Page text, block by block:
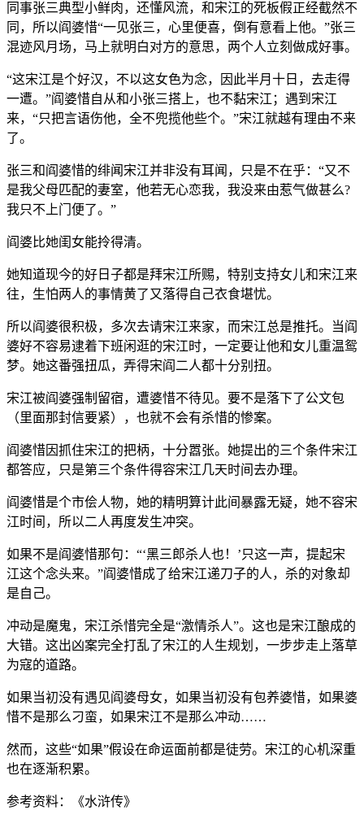
同事张三典型小鲜肉，还懂风流，和宋江的死板假正经截然不
同，所以阎婆惜“一见张三，心里便喜，倒有意看上他。”张三
混迹风月场，马上就明白对方的意思，两个人立刻做成好事。
“这宋江是个好汉，不以这女色为念，因此半月十日，去走得
一遭。”阎婆惜自从和小张三搭上，也不黏宋江；遇到宋江
来，“只把言语伤他，全不兜揽他些个。”宋江就越有理由不来
了。
张三和阎婆惜的绯闻宋江并非没有耳闻，只是不在乎：“又不
是我父母匹配的妻室，他若无心恋我，我没来由惹气做甚么?
我只不上门便了。”
阎婆比她闺女能拎得清。
她知道现今的好日子都是拜宋江所赐，特别支持女儿和宋江来
往，生怕两人的事情黄了又落得自己衣食堪忧。
所以阎婆很积极，多次去请宋江来家，而宋江总是推托。当阎
婆好不容易逮着下班闲逛的宋江时，一定要让他和女儿重温鸳
梦。她这番强扭瓜，弄得宋阎二人都十分别扭。
宋江被阎婆强制留宿，遭婆惜不待见。要不是落下了公文包
（里面那封信要紧），也就不会有杀惜的惨案。
阎婆惜因抓住宋江的把柄，十分嚣张。她提出的三个条件宋江
都答应，只是第三个条件得容宋江几天时间去办理。
阎婆惜是个市侩人物，她的精明算计此间暴露无疑，她不容宋
江时间，所以二人再度发生冲突。
如果不是阎婆惜那句：“‘黑三郎杀人也！’只这一声，提起宋
江这个念头来。”阎婆惜成了给宋江递刀子的人，杀的对象却
是自己。
冲动是魔鬼，宋江杀惜完全是“激情杀人”。这也是宋江酿成的
大错。这出凶案完全打乱了宋江的人生规划，一步步走上落草
为寇的道路。
如果当初没有遇见阎婆母女，如果当初没有包养婆惜，如果婆
惜不是那么刁蛮，如果宋江不是那么冲动……
然而，这些“如果”假设在命运面前都是徒劳。宋江的心机深重
也在逐渐积累。
参考资料：《水浒传》